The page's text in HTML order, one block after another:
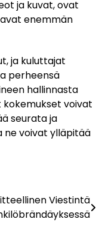
ja kuvat, ovat
enemmän
ja kuluttajat
perheensä
hallinnasta
voivat
seurata ja
ne voivat ylläpitää
Viestintä